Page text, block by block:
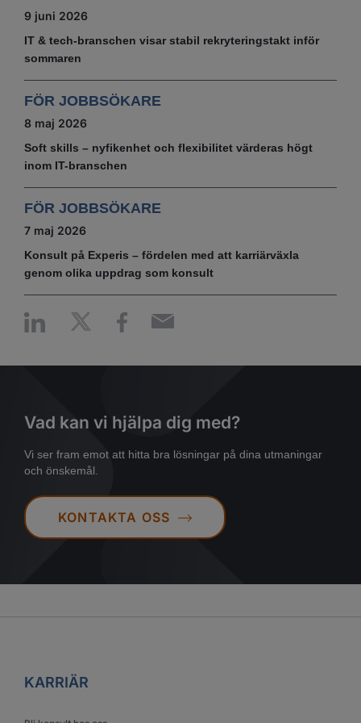
9 juni 2026
IT & tech‑branschen visar stabil rekryteringstakt inför
sommaren
FÖR JOBBSÖKARE
8 maj 2026
Soft skills – nyfikenhet och flexibilitet värderas högt
inom IT-branschen
FÖR JOBBSÖKARE
7 maj 2026
Konsult på Experis – fördelen med att karriärväxla
genom olika uppdrag som konsult
Vad kan vi hjälpa dig med?
Vi ser fram emot att hitta bra lösningar på dina utmaningar
och önskemål.
KONTAKTA OSS
KARRIÄR